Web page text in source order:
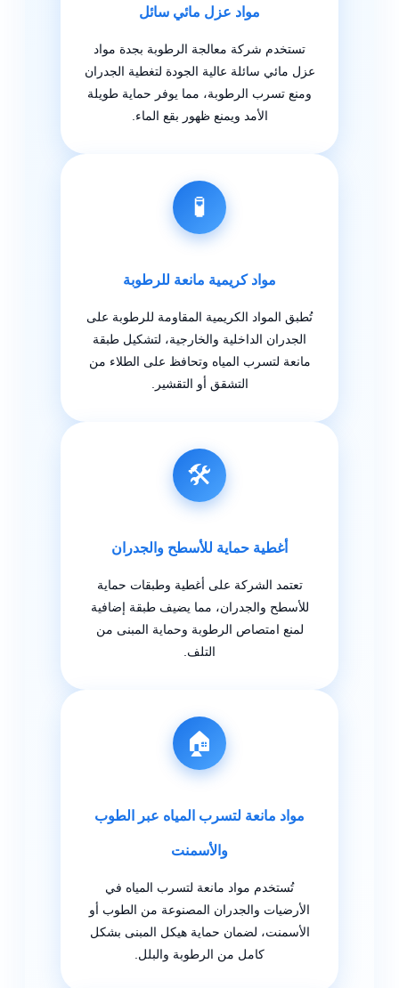
مواد عزل مائي سائل
تستخدم شركة معالجة الرطوبة بجدة مواد
عزل مائي سائلة عالية الجودة لتغطية الجدران
ومنع تسرب الرطوبة، مما يوفر حماية طويلة
الأمد ويمنع ظهور بقع الماء.
🧪
مواد كريمية مانعة للرطوبة
تُطبق المواد الكريمية المقاومة للرطوبة على
الجدران الداخلية والخارجية، لتشكيل طبقة
مانعة لتسرب المياه وتحافظ على الطلاء من
التشقق أو التقشير.
🛠️
أغطية حماية للأسطح والجدران
تعتمد الشركة على أغطية وطبقات حماية
للأسطح والجدران، مما يضيف طبقة إضافية
لمنع امتصاص الرطوبة وحماية المبنى من
التلف.
🏠
مواد مانعة لتسرب المياه عبر الطوب
والأسمنت
تُستخدم مواد مانعة لتسرب المياه في
الأرضيات والجدران المصنوعة من الطوب أو
الأسمنت، لضمان حماية هيكل المبنى بشكل
كامل من الرطوبة والبلل.